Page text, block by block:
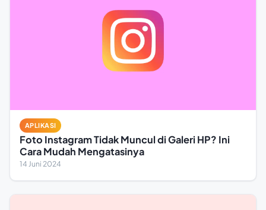
APLIKASI
Foto Instagram Tidak Muncul di Galeri HP? Ini
Cara Mudah Mengatasinya
14 Juni 2024